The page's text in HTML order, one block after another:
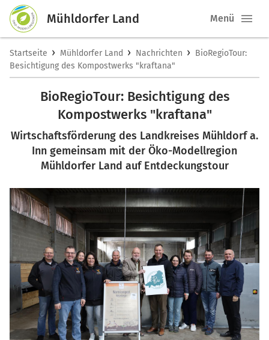
Mühldorfer Land Menü
Startseite › Mühldorfer Land › Nachrichten › BioRegioTour:
Besichtigung des Kompostwerks "kraftana"
BioRegioTour: Besichtigung des
Kompostwerks "kraftana"
Wirtschaftsförderung des Landkreises Mühldorf a.
Inn gemeinsam mit der Öko-Modellregion
Mühldorfer Land auf Entdeckungstour